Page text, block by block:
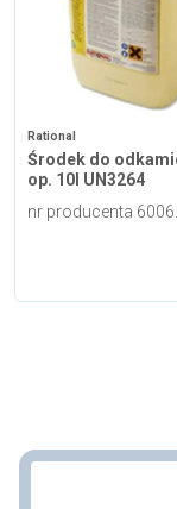
Rational
Środek do
op. 10l UN3264
nr producenta